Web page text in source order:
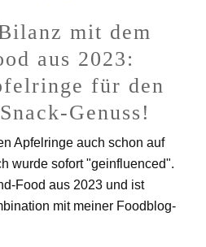
mit dem
aus 2023:
für den
Genuss!
Apfelringe auch schon auf
wurde sofort "geinfluenced".
Food aus 2023 und ist
mit meiner Foodblog-